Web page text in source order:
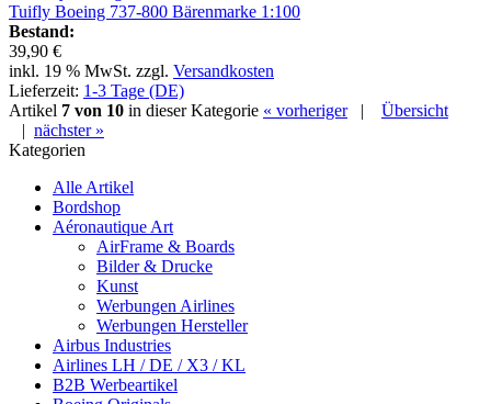
Tuifly Boeing 737-800 Bärenmarke 1:100
Bestand:
39,90 €
inkl. 19 % MwSt. zzgl. Versandkosten
Lieferzeit: 1-3 Tage (DE)
Artikel 7 von 10 in dieser Kategorie « vorheriger| Übersicht
| nächster »
Kategorien
Alle Artikel
Bordshop
Aéronautique Art
AirFrame & Boards
Bilder & Drucke
Kunst
Werbungen Airlines
Werbungen Hersteller
Airbus Industries
Airlines LH / DE / X3 / KL
B2B Werbeartikel